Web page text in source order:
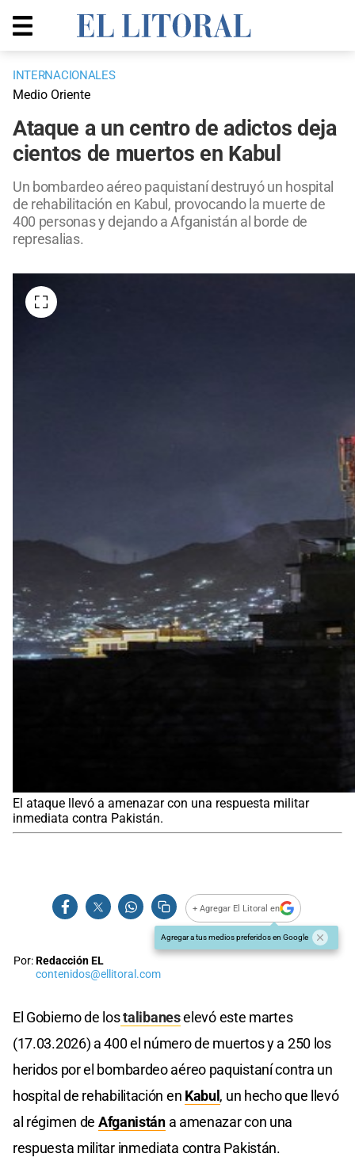
INTERNACIONALES
Medio Oriente
Ataque a un centro de adictos deja
cientos de muertos en Kabul
Un bombardeo aéreo paquistaní destruyó un hospital
de rehabilitación en Kabul, provocando la muerte de
400 personas y dejando a Afganistán al borde de
represalias.
El ataque llevó a amenazar con una respuesta militar
inmediata contra Pakistán.
+ Agregar El Litoral en
Agregar a tus medios preferidos en Google
Por:Redacción EL
contenidos@ellitoral.com
El Gobierno de lostalibaneselevó este martes
(17.03.2026) a 400 el número de muertos y a 250 los
heridos por el bombardeo aéreo paquistaní contra un
hospital de rehabilitación en Kabul , un hecho que llevó
al régimen de Afganistána amenazar con una
respuesta militar inmediata contra Pakistán.